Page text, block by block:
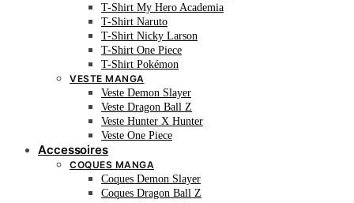
T-Shirt My Hero Academia
T-Shirt Naruto
T-Shirt Nicky Larson
T-Shirt One Piece
T-Shirt Pokémon
VESTE MANGA
Veste Demon Slayer
Veste Dragon Ball Z
Veste Hunter X Hunter
Veste One Piece
Accessoires
COQUES MANGA
Coques Demon Slayer
Coques Dragon Ball Z